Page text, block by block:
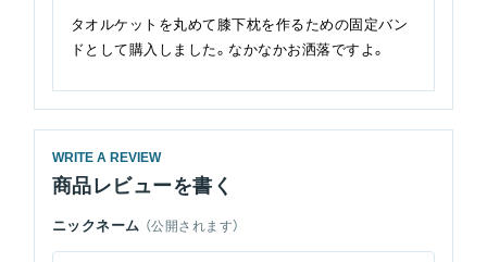
タオルケットを丸めて膝下枕を作るための固定バン
ドとして購入しました。なかなかお洒落ですよ。
WRITE A REVIEW
商品レビューを書く
ニックネーム （公開されます）